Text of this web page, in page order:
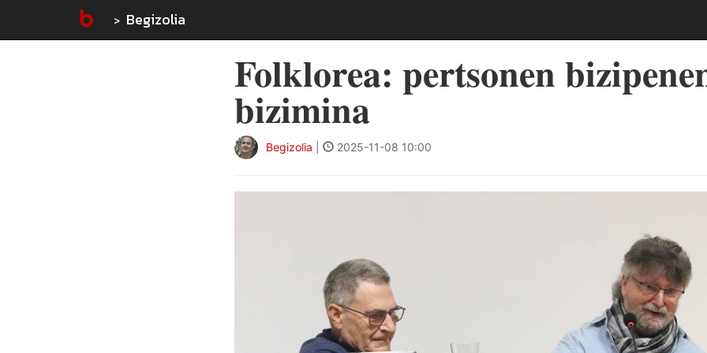
Begizolia
Folklorea: pertsonen
bizimina
Begizolia 2025-11-08 10:00